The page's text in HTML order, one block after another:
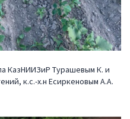
КазНИИЗиР Турашевым К. и
к.с.-х.н Есиркеновым А.А.